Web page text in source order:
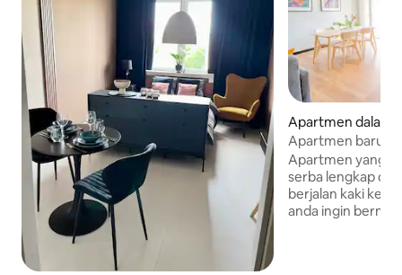
Apartmen dalam
Apartmen baru &
Apartmen yang
serba lengkap
berjalan kaki ke
anda ingin